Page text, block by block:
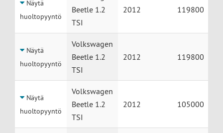
Näytä
huoltopyyntö
Beetle 1.2
TSI
2012 119800
Näytä
huoltopyyntö
Volkswagen
Beetle 1.2
TSI
2012 119800
Näytä
huoltopyyntö
Volkswagen
Beetle 1.2
TSI
2012 105000